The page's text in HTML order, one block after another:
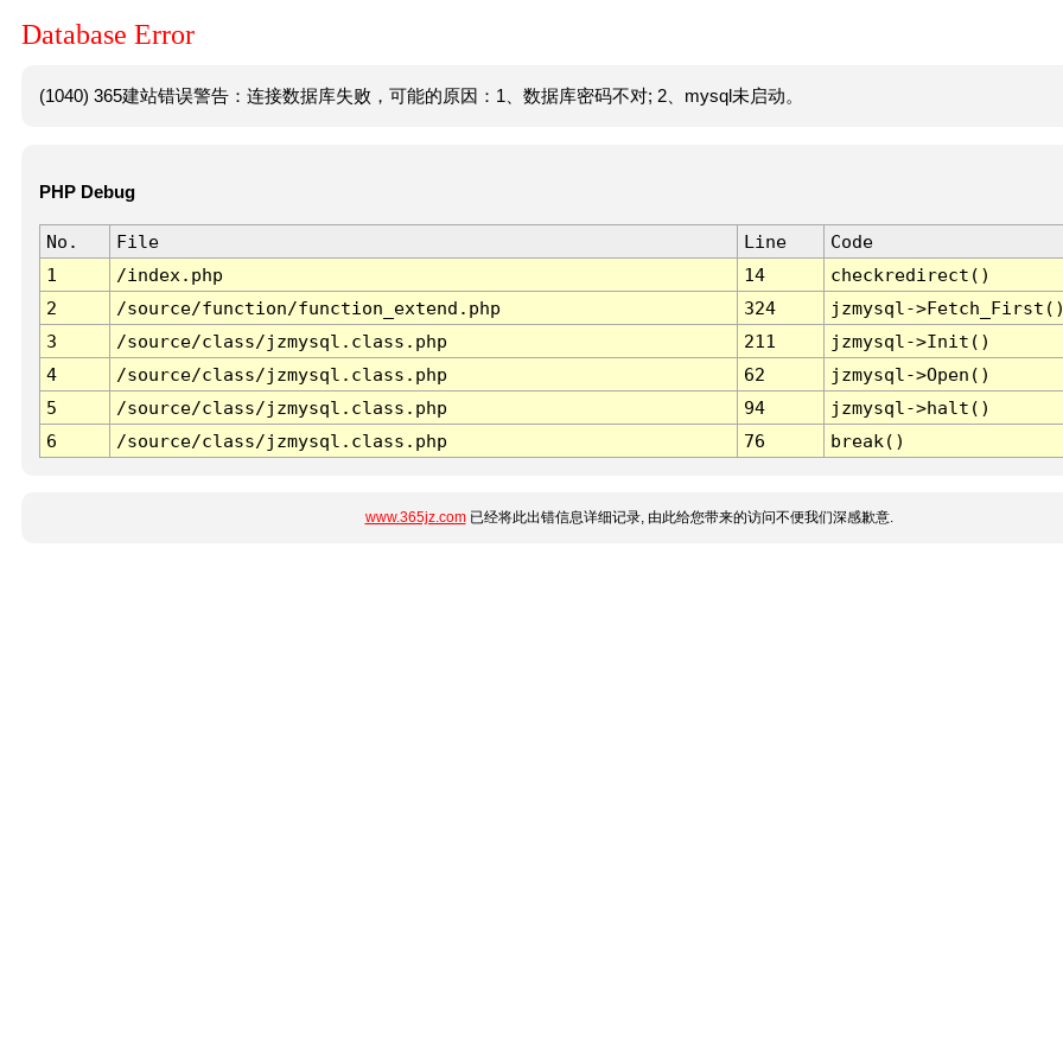
Database Error
(1040) 365建站错误警告：连接数据库失败，可能的原因：1、数据库密码不对; 2、mysql未启动。
PHP Debug
No. File Line
Code
1
/index.php 14
checkredirect()
2
/source/function/function_extend.php 324
jzmysql-
3
/source/class/jzmysql.class.php 211
jzmysql->Init()
4
/source/class/jzmysql.class.php 62
jzmysql->Open()
5
/source/class/jzmysql.class.php 94
jzmysql->halt()
6
/source/class/jzmysql.class.php 76 break()
www.365jz.com已经将此出错信息详细记录, 由此给您带来的访问不便我们深感歉意.